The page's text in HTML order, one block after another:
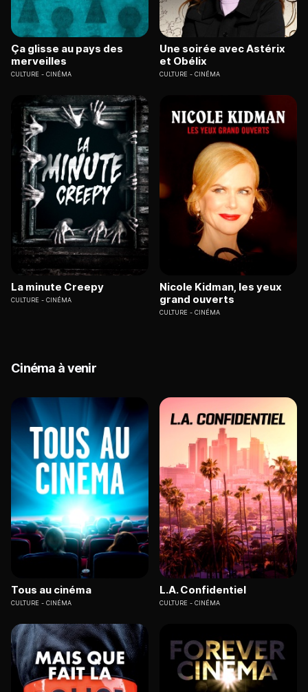
Ça glisse au pays des
merveilles
CULTURE CINÉMA
Une soirée avec Astérix
et Obélix
CULTURE CINÉMA
La minute Creepy
CULTURE CINÉMA
Nicole Kidman, les yeux
grand ouverts
CULTURE CINÉMA
Cinéma à venir
Tous au cinéma
CULTURE CINÉMA
L.A. Confidentiel
CULTURE CINÉMA